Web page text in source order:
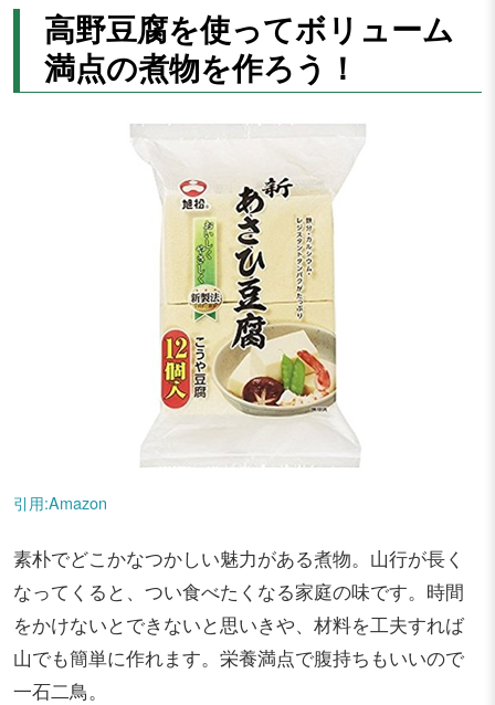
高野豆腐を使ってボリューム
満点の煮物を作ろう！
引用:Amazon
素朴でどこかなつかしい魅力がある煮物。山行が長く
なってくると、つい食べたくなる家庭の味です。時間
をかけないとできないと思いきや、材料を工夫すれば
山でも簡単に作れます。栄養満点で腹持ちもいいので
一石二鳥。